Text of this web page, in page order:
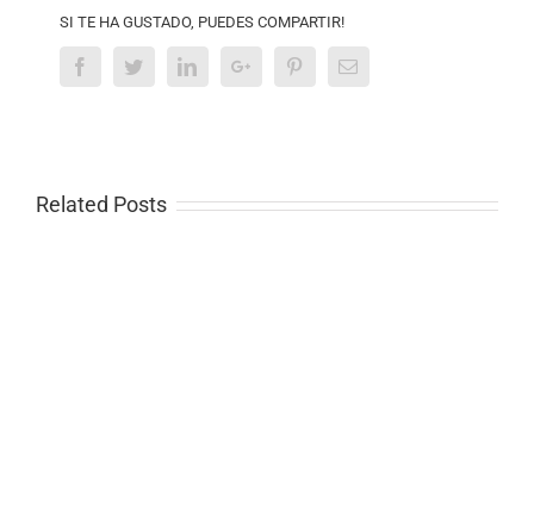
SI TE HA GUSTADO, PUEDES COMPARTIR!
FacebookTwitter LinkedinGoogle+Pinterest
Related Posts